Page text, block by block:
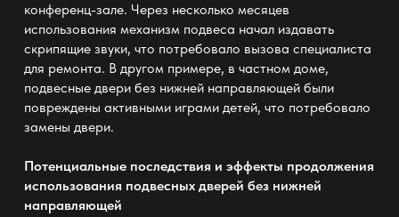
конференц-зале. Через несколько месяцев
использования механизм подвеса начал издавать
скрипящие звуки, что потребовало вызова специалиста
для ремонта. В другом примере, в частном доме,
подвесные двери без нижней направляющейбыли
повреждены активными играми детей, что потребовало
замены двери.
Потенциальные последствия и эффекты продолжения
использования подвесных дверей без нижней
направляющей